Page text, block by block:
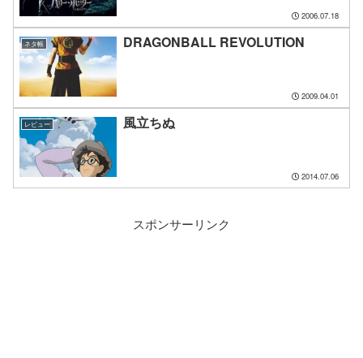
2006.07.18
ネタ帳 DRAGONBALL REVOLUTION
2009.04.01
レビュー 風立ちぬ
2014.07.06
スポンサーリンク